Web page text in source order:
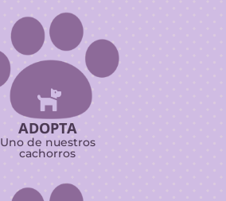

ADOPTA
Uno de nuestros
cachorros